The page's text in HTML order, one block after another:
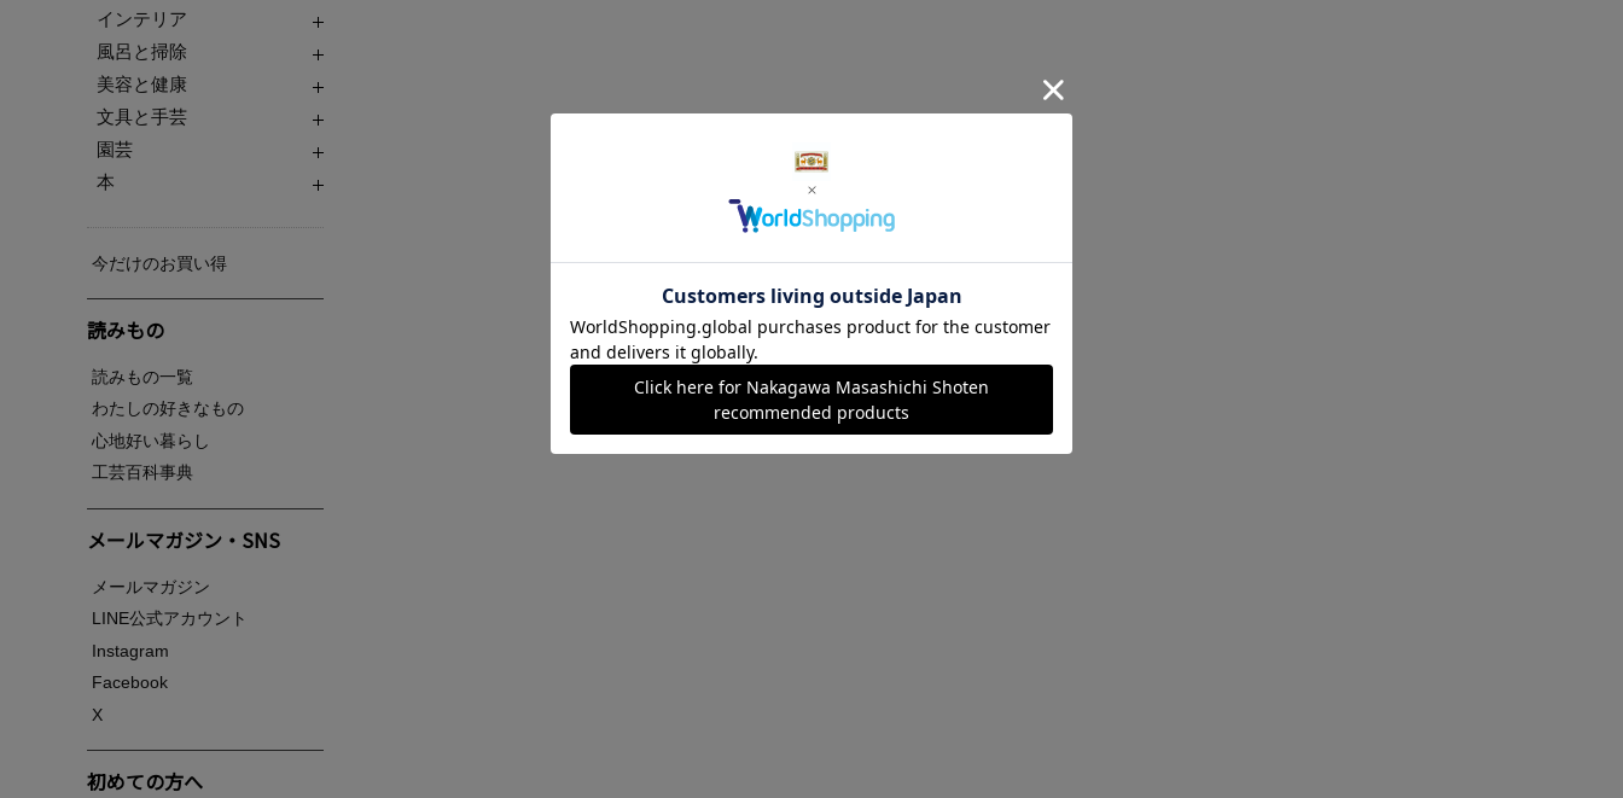
インテリア
風呂と掃除
美容と健康
文具と手芸
園芸
本
今だけのお買い得
読みもの
読みもの一覧
わたしの好きなもの
心地好い暮らし
工芸百科事典
メールマガジン・SNS
メールマガジン
LINE公式アカウント
Instagram
Facebook
X
初めての方へ